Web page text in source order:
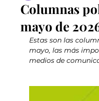
Columnas
mayo de
Estas son las
mayo, las más
medios de